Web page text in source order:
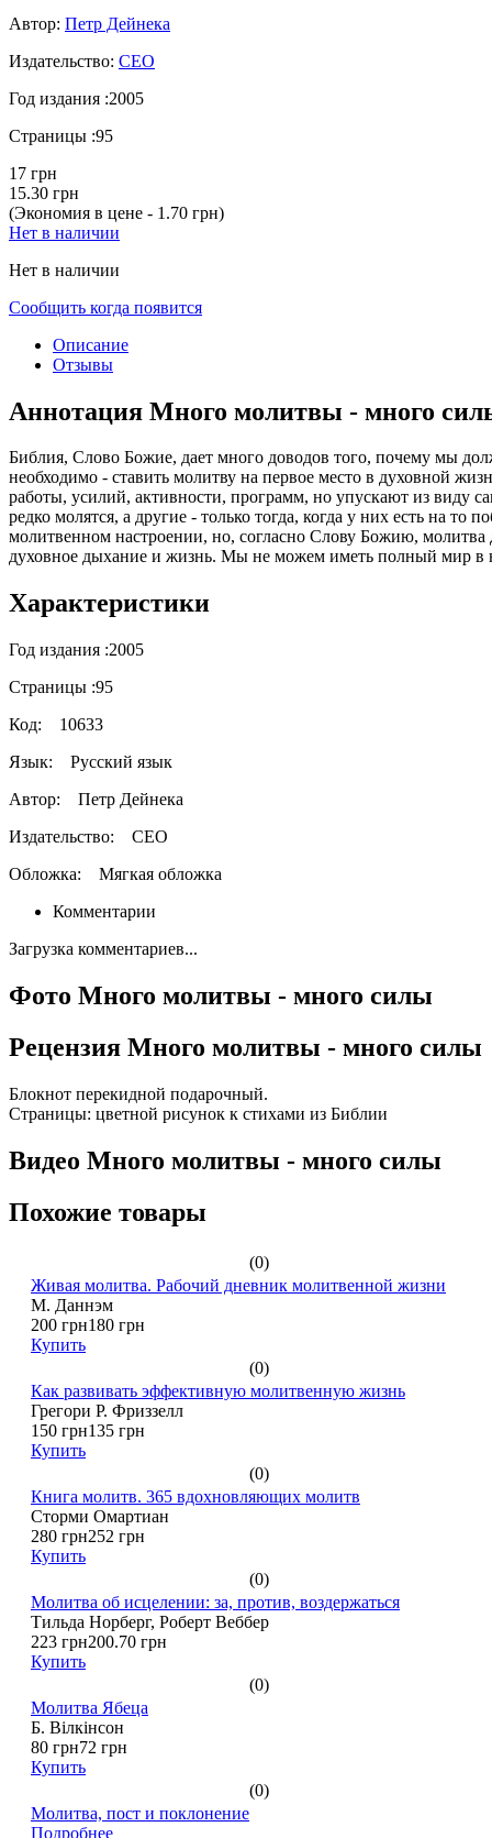
Автор: Петр Дейнека
Издательство: СЕО
Год издания :2005
Страницы :95
17 грн
15.30 грн
(Экономия в цене - 1.70 грн)
Нет в наличии
Нет в наличии
Сообщить когда появится
Описание
Отзывы
Аннотация Много молитвы - много
Библия, Слово Божие, дает много доводов того, почему мы
необходимо - ставить молитву на первое место в духовной
работы, усилий, активности, программ, но упускают из виду
редко молятся, а другие - только тогда, когда у них есть на
молитвенном настроении, но, согласно Слову Божию,
духовное дыхание и жизнь. Мы не можем иметь полный мир в
Характеристики
Год издания :2005
Страницы :95
Код: 10633
Язык: Русский язык
Автор:
Петр Дейнека
Издательство:
СЕО
Обложка: Мягкая обложка
Комментарии
Загрузка комментариев...
Фото Много молитвы - много силы
Рецензия Много молитвы - много силы
Блокнот перекидной подарочный.
Страницы: цветной рисунок к стихами из Библии
Видео Много молитвы - много силы
Похожие товары
(0)
Живая молитва. Рабочий дневник молитвенной жизни
М. Даннэм
200 грн180 грн
Купить
(0)
Как развивать эффективную молитвенную жизнь
Грегори Р. Фриззелл
150 грн135 грн
Купить
(0)
Книга молитв. 365 вдохновляющих молитв
Сторми Омартиан
280 грн252 грн
Купить
(0)
Молитва об исцелении: за, против, воздержаться
Тильда Норберг, Роберт Веббер
223 грн200.70 грн
Купить
(0)
Молитва Ябеца
Б. Вілкінсон
80 грн72 грн
Купить
(0)
Молитва, пост и поклонение
Подробнее